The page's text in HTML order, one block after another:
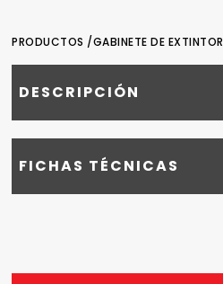
PRODUCTOS /GABINETE DE EXTINTOR
DESCRIPCIÓN
FICHAS TÉCNICAS